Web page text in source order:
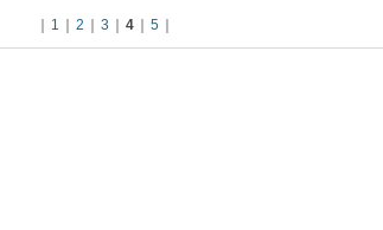
1 2 3 4 5